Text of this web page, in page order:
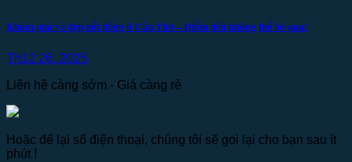
Khám phá vẻ đẹp nổi tiếng ở Cần Thơ – Điểm đến không thể bỏ qua!
Th12 26, 2025
Liên hệ càng sớm - Giá càng rẻ
Hoặc để lại số điện thoại, chúng tôi sẽ gọi lại cho bạn sau ít
phút !